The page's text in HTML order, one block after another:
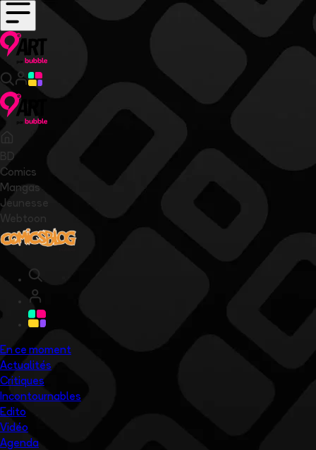
BD
Comics
Mangas
Jeunesse
Webtoon
En ce moment
Actualités
Critiques
Incontournables
Edito
Vidéo
Agenda